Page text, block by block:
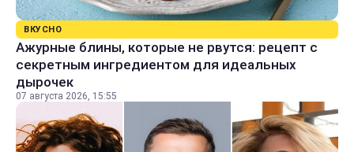
ВКУСНО
Ажурные блины, которые не рвутся: рецепт с
секретным ингредиентом для идеальных
дырочек
07 августа 2026, 15:55